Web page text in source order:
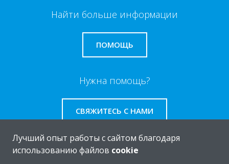
Найти больше информации
ПОМОЩЬ
Нужна помощь?
СВЯЖИТЕСЬ С НАМИ
Лучший опыт работы с сайтом благодаря
использованию файлов cookie